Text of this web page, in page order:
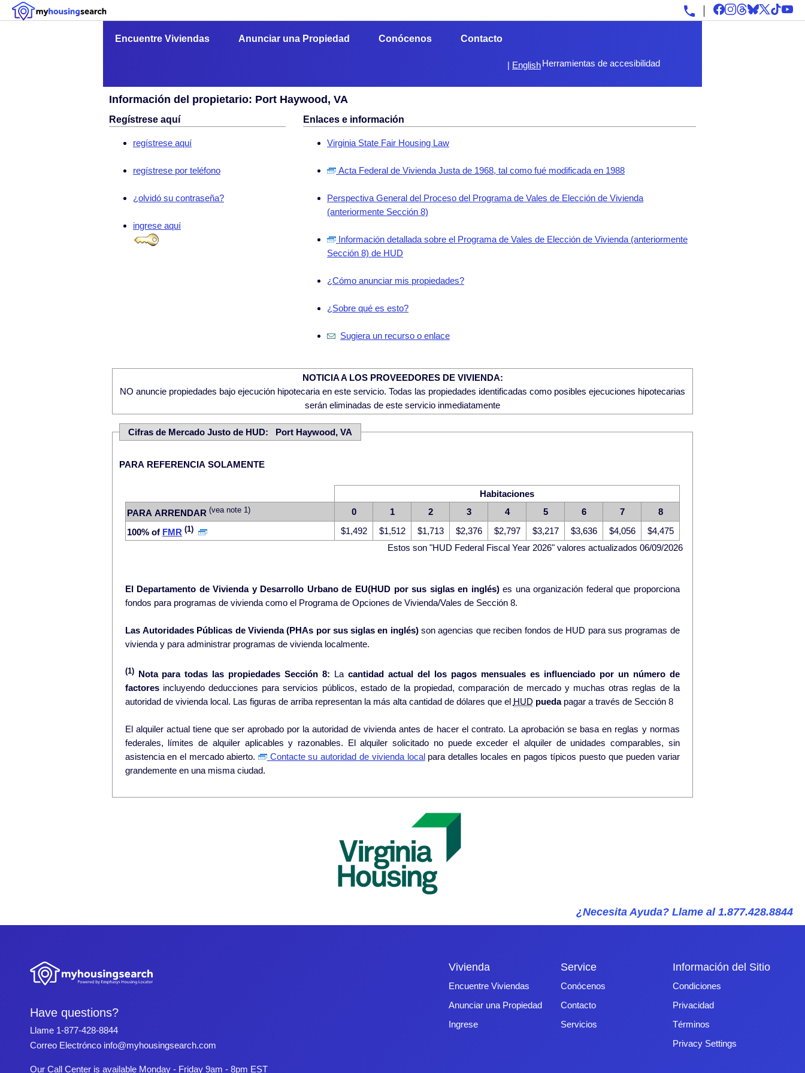
Encuentre Viviendas Anunciar una Propiedad Conócenos Contacto
Herramientas de accesibilidad
| English
Información del propietario: Port Haywood, VA
Regístrese aquí
regístrese aquí
regístrese por teléfono
¿olvidó su contraseña?
ingrese aquí
Enlaces e información
Virginia State Fair Housing Law
Acta Federal de Vivienda Justa de 1968, tal como fué modificada en 1988
Perspectiva General del Proceso del Programa de Vales de Elección de Vivienda
(anteriormente Sección 8)
Información detallada sobre el Programa de Vales de Elección de Vivienda (anteriormente
Sección 8) de HUD
¿Cómo anunciar mis propiedades?
¿Sobre qué es esto?
Sugiera un recurso o enlace
NOTICIA A LOS PROVEEDORES DE VIVIENDA:
NO anuncie propiedades bajo ejecución hipotecaria en este servicio. Todas las propiedades identificadas como posibles ejecuciones hipotecarias
serán eliminadas de este servicio inmediatamente
Cifras de Mercado Justo de HUD: Port Haywood, VA
PARA REFERENCIA SOLAMENTE
Habitaciones
PARA ARRENDAR (vea note 1) 0 1 2 3 4 5 6 7
8
100% of FMR (1) $1,492 $1,512 $1,713 $2,376 $2,797 $3,217 $3,636 $4,056
$4,475
Estos son "HUD Federal Fiscal Year 2026" valores actualizados 06/09/2026
El Departamento de Vivienda y Desarrollo Urbano de EU(HUD por sus siglas en inglés)es una organización federal que proporciona
fondos para programas de vivienda como el Programa de Opciones de Vivienda/Vales de Sección 8.
Las Autoridades Públicas de Vivienda (PHAs por sus siglas en inglés)son agencias que reciben fondos de HUD para sus programas de
vivienda y para administrar programas de vivienda localmente.
(1)Nota para todas las propiedades Sección 8: Lacantidad actual del los pagos mensuales es influenciado por un número de
factoresincluyendo deducciones para servicios públicos, estado de la propiedad, comparación de mercado y muchas otras reglas de la
autoridad de vivienda local. Las figuras de arriba representan la más alta cantidad de dólares que el HUD puedapagar a través de Sección 8
El alquiler actual tiene que ser aprobado por la autoridad de vivienda antes de hacer el contrato. La aprobación se basa en reglas y normas
federales, límites de alquiler aplicables y razonables. El alquiler solicitado no puede exceder el alquiler de unidades comparables, sin
asistencia en el mercado abierto.
Contacte su autoridad de vivienda localpara detalles locales en pagos típicos puesto que pueden variar
grandemente en una misma ciudad.
¿Necesita Ayuda? Llame al 1.877.428.8844
Have questions?
Llame 1-877-428-8844
Correo Electrónco info@myhousingsearch.com
Our Call Center is available Monday - Friday 9am - 8pm EST
Vivienda
Encuentre Viviendas
Anunciar una Propiedad
Ingrese
Service
Conócenos
Contacto
Servicios
Información del Sitio
Condiciones
Privacidad
Términos
Privacy Settings